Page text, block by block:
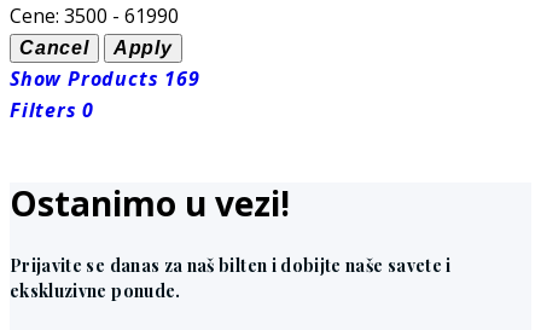
Cene: 3500 - 61990
Show Products 169
Filters 0
Ostanimo u vezi!
Prijavite se danas za naš bilten i dobijte naše savete i
ekskluzivne ponude.